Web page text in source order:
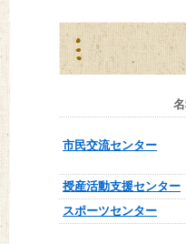
市民交流センター
授産活動支援センター
スポーツセンター